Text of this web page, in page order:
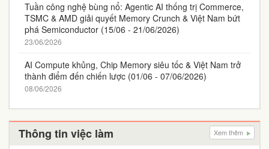
Tuần công nghệ bùng nổ: Agentic AI thống trị Commerce,
TSMC & AMD giải quyết Memory Crunch & Việt Nam bứt
phá Semiconductor (15/06 - 21/06/2026)
23/06/2026
AI Compute khủng, Chip Memory siêu tốc & Việt Nam trở
thành điểm đến chiến lược (01/06 - 07/06/2026)
08/06/2026
Thông tin việc làm Xem thêm